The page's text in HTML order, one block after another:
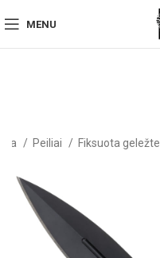
MENU
Peiliai Fiksuota geležte